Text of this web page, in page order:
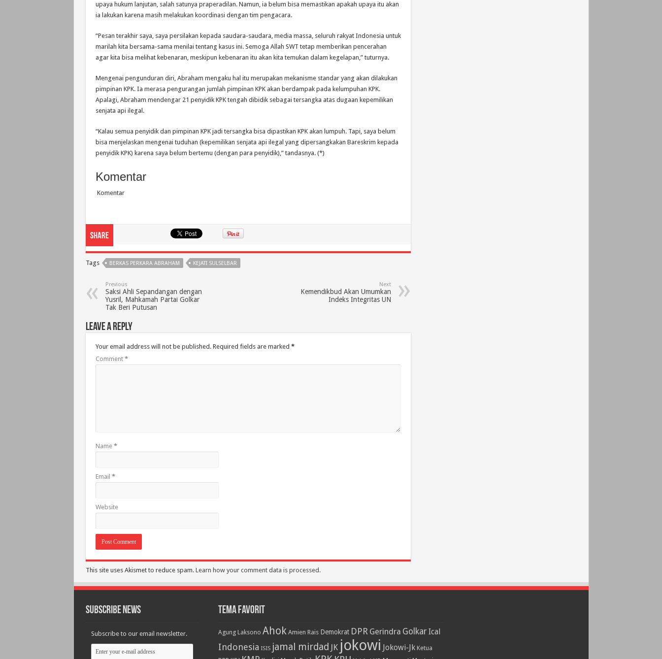
upaya hukum lanjutan, salah satunya praperadilan. Namun, ia belum bisa memastikan apakah upaya itu akan
ia lakukan karena masih melakukan koordinasi dengan tim pengacara.
“Pesan terakhir saya, saya persilakan kepada saudara-saudara, media massa, seluruh rakyat Indonesia untuk
marilah kita bersama-sama menilai tentang kasus ini. Semoga Allah SWT tetap memberikan pencerahan
agar kita bisa melihat kebenaran, meskipun kebenaran itu akan kita temukan dalam kegelapan,” tuturnya.
Mengenai pengunduran diri, Abraham mengaku hal itu merupakan mekanisme standar yang akan dilakukan
pimpinan KPK. Ia merasa pengurangan jumlah pimpinan KPK akan berdampak pada kelumpuhan KPK.
Apalagi, Abraham mendengar 21 penyidik KPK tengah dibidik sebagai tersangka atas dugaan kepemilikan
senjata api ilegal.
“Kalau semua penyidik dan pimpinan KPK jadi tersangka bisa dipastikan KPK akan lumpuh. Tapi, saya belum
bisa menjelaskan mengenai tuduhan (kepemilikan senjata api ilegal yang dipersangkakan Bareskrim kepada
penyidik KPK) karena saya belum bertemu (dengan para penyidik),” tandasnya. (*)
Komentar
Komentar
Share
Tags BERKAS PERKARA ABRAHAM KEJATI SULSELBAR
Previous
Saksi Ahli Sepandangan dengan
Yusril, Mahkamah Partai Golkar
Tak Beri Putusan
Next
Kemendikbud Akan Umumkan
Indeks Integritas UN
Leave a Reply
Your email address will not be published. Required fields are marked *
Comment *
Name *
Email *
Website
This site uses Akismet to reduce spam. Learn how your comment data is processed.
Subscribe News
Subscribe to our email newsletter.
Tema Favorit
Agung Laksono Ahok Amien Rais Demokrat DPR Gerindra Golkar Ical
Indonesia ISIS jamal mirdad JK jokowi Jokowi-Jk Ketua